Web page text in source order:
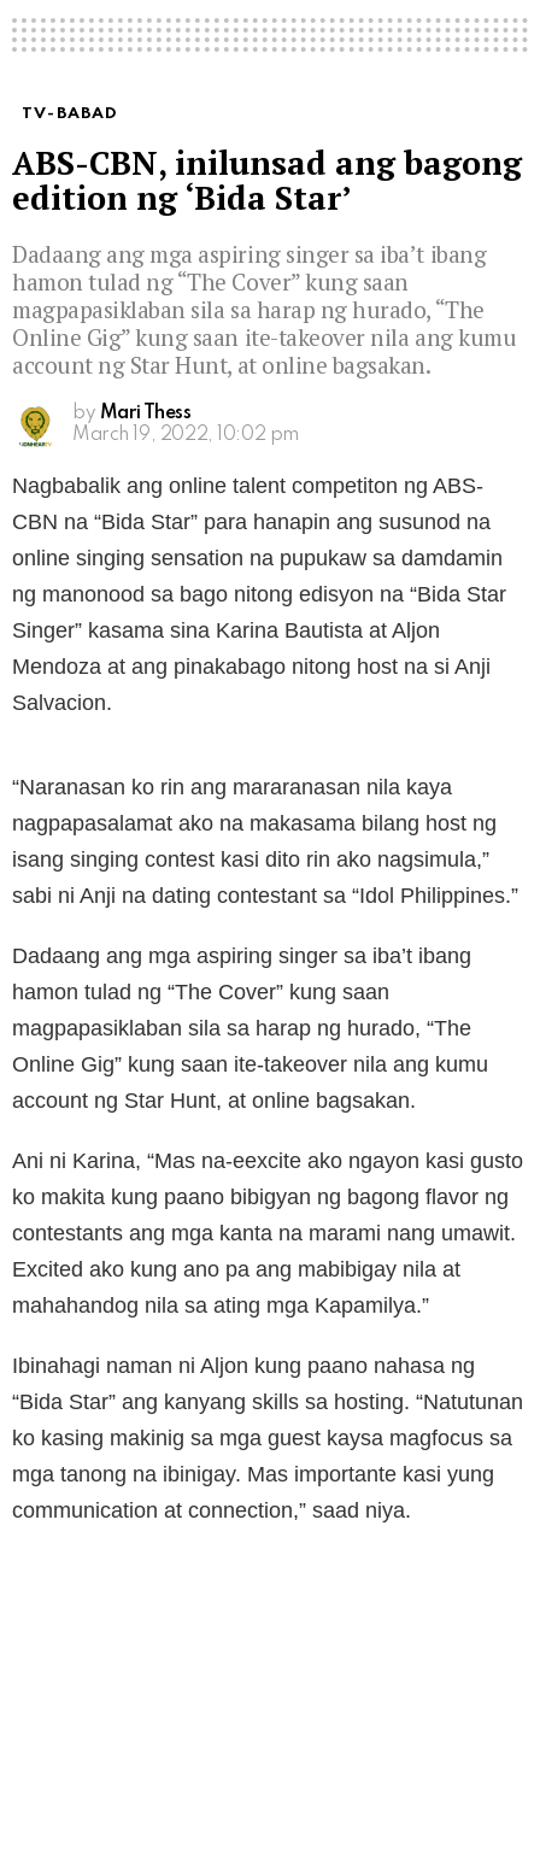
TV-BABAD
ABS-CBN, inilunsad ang bagong
edition ng ‘Bida Star’
Dadaang ang mga aspiring singer sa iba’t ibang
hamon tulad ng “The Cover” kung saan
magpapasiklaban sila sa harap ng hurado, “The
Online Gig” kung saan ite-takeover nila ang kumu
account ng Star Hunt, at online bagsakan.
by Mari Thess
March 19, 2022, 10:02 pm
Nagbabalik ang online talent competiton ng ABS-
CBN na “Bida Star” para hanapin ang susunod na
online singing sensation na pupukaw sa damdamin
ng manonood sa bago nitong edisyon na “Bida Star
Singer” kasama sina Karina Bautista at Aljon
Mendoza at ang pinakabago nitong host na si Anji
Salvacion.
“Naranasan ko rin ang mararanasan nila kaya
nagpapasalamat ako na makasama bilang host ng
isang singing contest kasi dito rin ako nagsimula,”
sabi ni Anji na dating contestant sa “Idol Philippines.”
Dadaang ang mga aspiring singer sa iba’t ibang
hamon tulad ng “The Cover” kung saan
magpapasiklaban sila sa harap ng hurado, “The
Online Gig” kung saan ite-takeover nila ang kumu
account ng Star Hunt, at online bagsakan.
Ani ni Karina, “Mas na-eexcite ako ngayon kasi gusto
ko makita kung paano bibigyan ng bagong flavor ng
contestants ang mga kanta na marami nang umawit.
Excited ako kung ano pa ang mabibigay nila at
mahahandog nila sa ating mga Kapamilya.”
Ibinahagi naman ni Aljon kung paano nahasa ng
“Bida Star” ang kanyang skills sa hosting. “Natutunan
ko kasing makinig sa mga guest kaysa magfocus sa
mga tanong na ibinigay. Mas importante kasi yung
communication at connection,” saad niya.